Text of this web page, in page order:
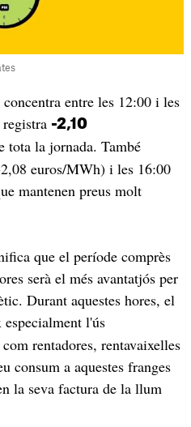
entre les 12:00 i les
-2,10
tota la jornada. També
euros/MWh) i les 16:00
mantenen preus molt
que el període comprès
serà el més avantatjós per
Durant aquestes hores, el
l'ús
rentadores, rentavaixelles
consum a aquestes franges
la seva factura de la llum